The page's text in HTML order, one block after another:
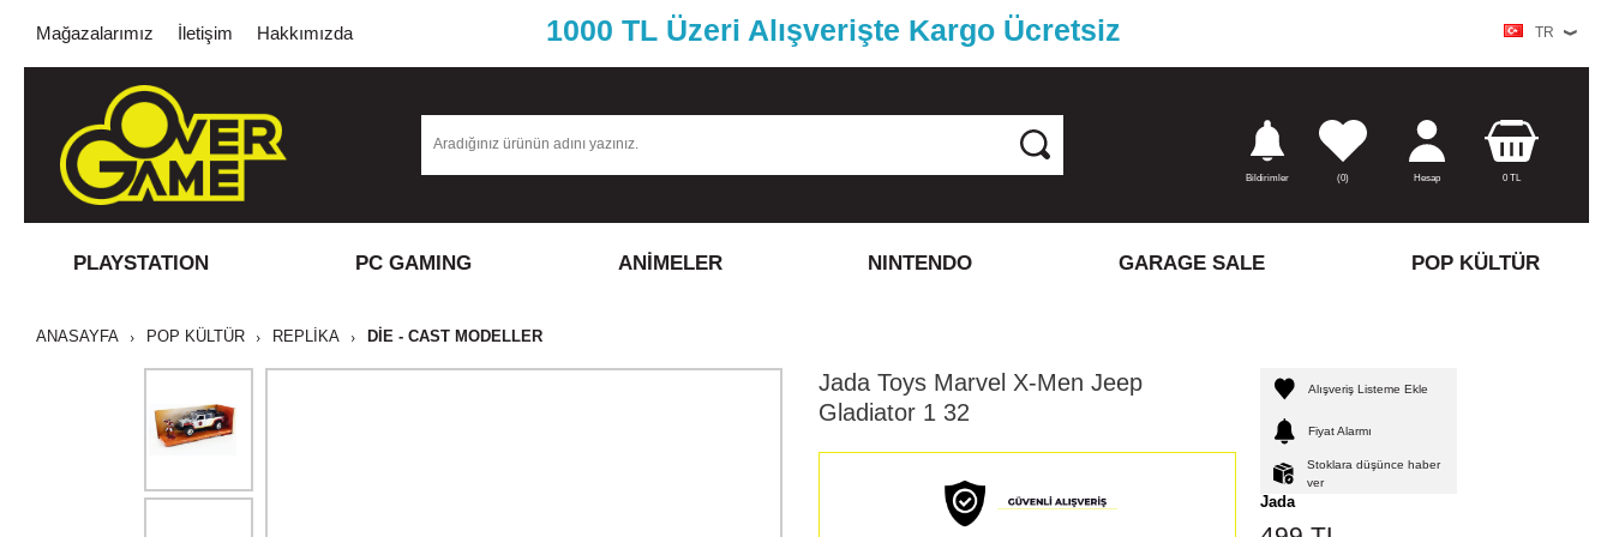
Mağazalarımız İletişim Hakkımızda 1000 TL Üzeri Alışverişte Kargo Ücretsiz TR
Bildirimler (0) Hesap 0TL
PLAYSTATION PC GAMING ANİMELER NINTENDO GARAGE SALE POP KÜLTÜR
ANASAYFA POP KÜLTÜR REPLİKA DIE - CAST MODELLER
Jada Toys Marvel X-Men Jeep
Gladiator 1 32
Alışveriş Listeme Ekle
Fiyat Alarmı
Stoklara düşünce haber
ver
Jada